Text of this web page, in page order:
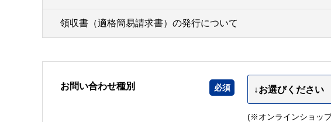
領収書（適格簡易請求書）の発行について
お問い合わせ種別
(※オンラインショッ